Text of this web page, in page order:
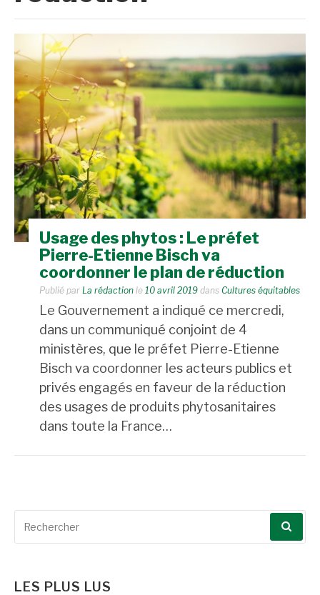
Usage des phytos : Le préfet
Pierre-Etienne Bisch va
coordonner le plan de réduction
Publié par La rédaction le 10 avril 2019 dans Cultures équitables
Le Gouvernement a indiqué ce mercredi,
dans un communiqué conjoint de 4
ministères, que le préfet Pierre-Etienne
Bisch va coordonner les acteurs publics et
privés engagés en faveur de la réduction
des usages de produits phytosanitaires
dans toute la France…
LES PLUS LUS